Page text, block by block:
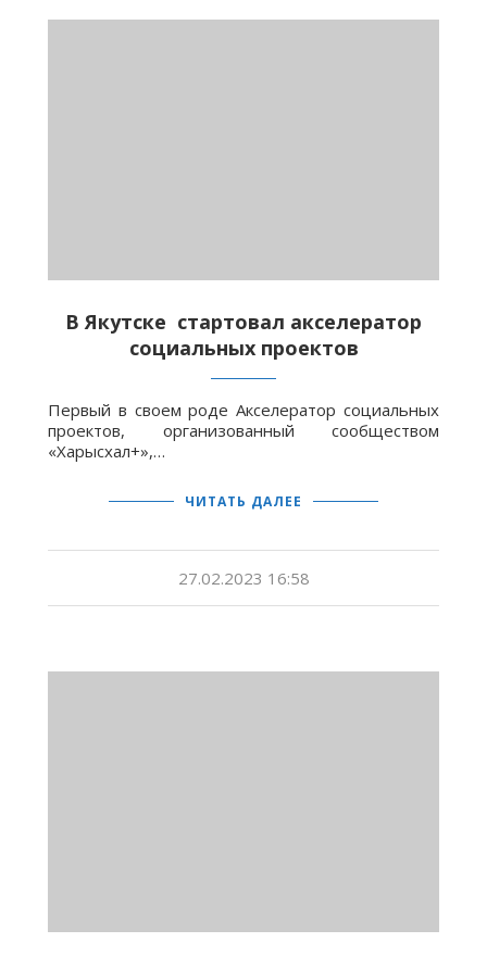
В Якутске стартовал акселератор
социальных проектов
Первый в своем роде Акселератор социальных
проектов, организованный сообществом
«Харысхал+»,…
ЧИТАТЬ ДАЛЕЕ
27.02.2023 16:58